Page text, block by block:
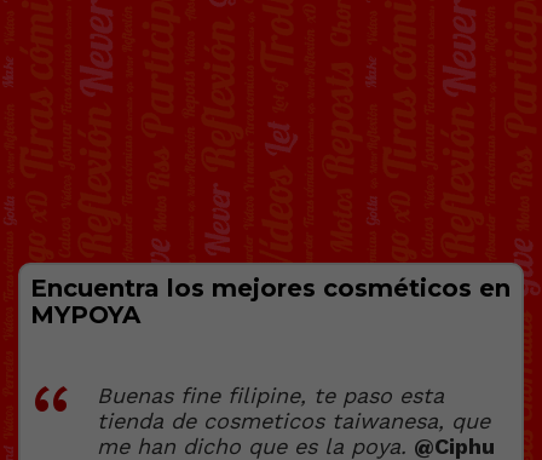
Encuentra los mejores cosméticos en
MYPOYA
Buenas fine filipine, te paso esta
tienda de cosmeticos taiwanesa, que
me han dicho que es la poya. @Ciphu